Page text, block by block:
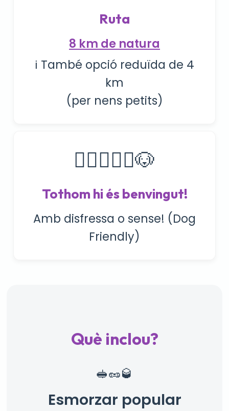
Ruta
8 km de natura
ℹ️ També opció reduïda de 4
km
(per nens petits)
🏃🏻‍♀️🦹‍♀️🐶
Tothom hi és benvingut!
Amb disfressa o sense! (Dog
Friendly)
Què inclou?
🥪🥜🥃
Esmorzar popular